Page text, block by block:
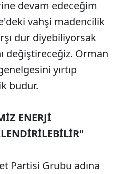
devam edeceğim
vahşi madencilik
dur diyebiliyorsak
değiştireceğiz. Orman
yırtıp
budur.
ENERJİ
Partisi Grubu adına